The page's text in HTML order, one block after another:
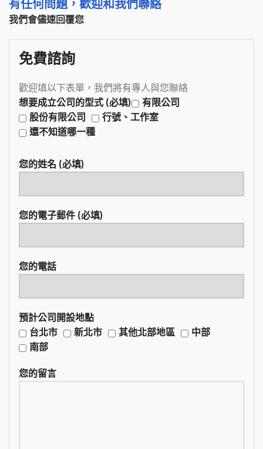
有任何問題，歡迎和我們聯絡
我們會儘速回覆您
免費諮詢
歡迎填以下表單，我們將有專人與您聯絡
想要成立公司的型式 (必填)
有限公司
股份有限公司
行號、工作室
還不知道哪一種
您的姓名 (必填)
您的電子郵件 (必填)
您的電話
預計公司開設地點
台北市
新北市 其他北部地區
中部
南部
您的留言